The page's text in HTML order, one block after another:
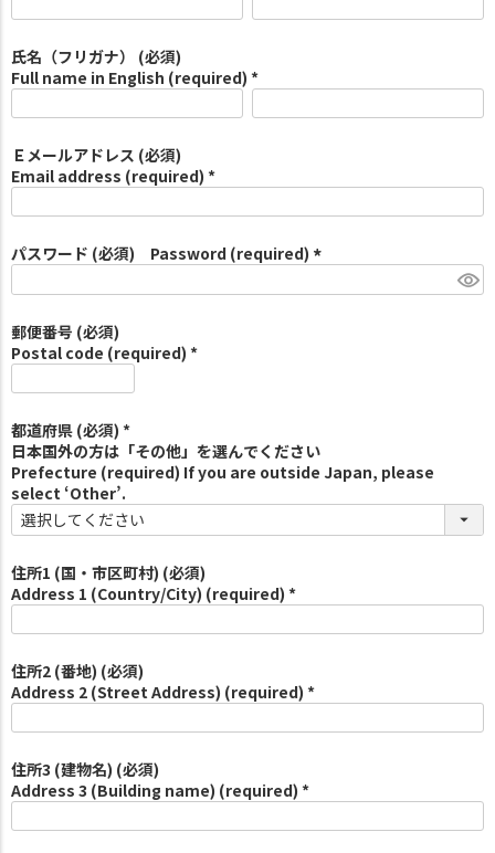
氏名（フリガナ） (必須)
Full name in English (required) *
Ｅメールアドレス (必須)
Email address (required) *
パスワード (必須) Password (required)
必
郵便番号 (必須)
Postal code (required) *
都道府県 (必須) *
日本国外の方は「その他」を選んでください
Prefecture (required) If you are outside Japan, please
select ‘Other’.
住所1 (国・市区町村) (必須)
Address 1 (Country/City) (required) *
住所2 (番地) (必須)
Address 2 (Street Address) (required) *
住所3 (建物名) (必須)
Address 3 (Building name) (required) *